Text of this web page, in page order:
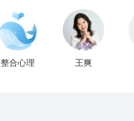
整合心理 王爽